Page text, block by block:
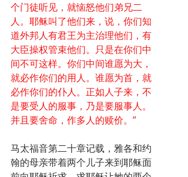
个门徒听见，就恼怒他们弟兄二
人。耶稣叫了他们来，说，你们知
道外邦人有君王为主治理他们，有
大臣操权管束他们。只是在你们中
间不可这样。你们中间谁愿为大，
就必作你们的用人。谁愿为首，就
必作你们的仆人。正如人子来，不
是要受人的服事，乃是要服事人。
并且要舍命，作多人的赎价。”
马太福音第二十章记载，雅各和约
翰的母亲带着两个儿子来到耶稣面